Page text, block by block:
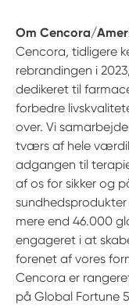
Om Cencora/
Cencora, tidligere
rebrandingen i
dedikeret til
forbedre
over. Vi
tværs af hele
adgangen til
af os for sikker og
mere end 46.000
engageret i at
forenet af vores
Cencora er
på Global Fortune